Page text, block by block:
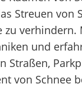
Streuen von
zu verhindern.
und
Straßen,
von Schnee